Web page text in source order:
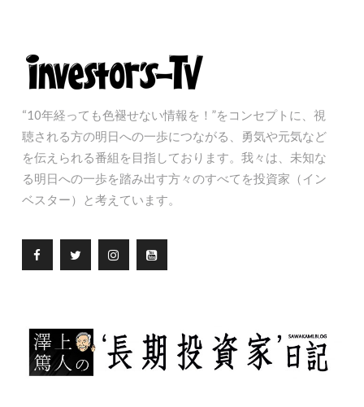
“10年経っても色褪せない情報を！”をコンセプトに、視
聴される方の明日への一歩につながる、勇気や元気など
を伝えられる番組を目指しております。我々は、未知な
る明日への一歩を踏み出す方々のすべてを投資家（イン
ベスター）と考えています。